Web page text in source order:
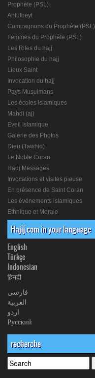
Prophète (PSL)
Ahlulbeyt
Compagnons du Prophète (PSL)
Femmes du Prophète (PSL)
Les Rites du hajj
Philosophie du hajj
Lieux Saint
Invocation du hajj
Pays Musulmans
Les écoles Islamiques
Mahdi (aj)
Eveil Islamique
Galerie des Photos
Dieu (Tawhid)
Le Noble Coran
Hadj Messages
Invocations et visites pieuse
En présence de Saint Coran
Les événements islamiques
Ethnique et Morale
Hajij.com in your language
English
Türkçe
Indonesian
हिनदी
فارسی
العربیة
اردو
Русский
recherche